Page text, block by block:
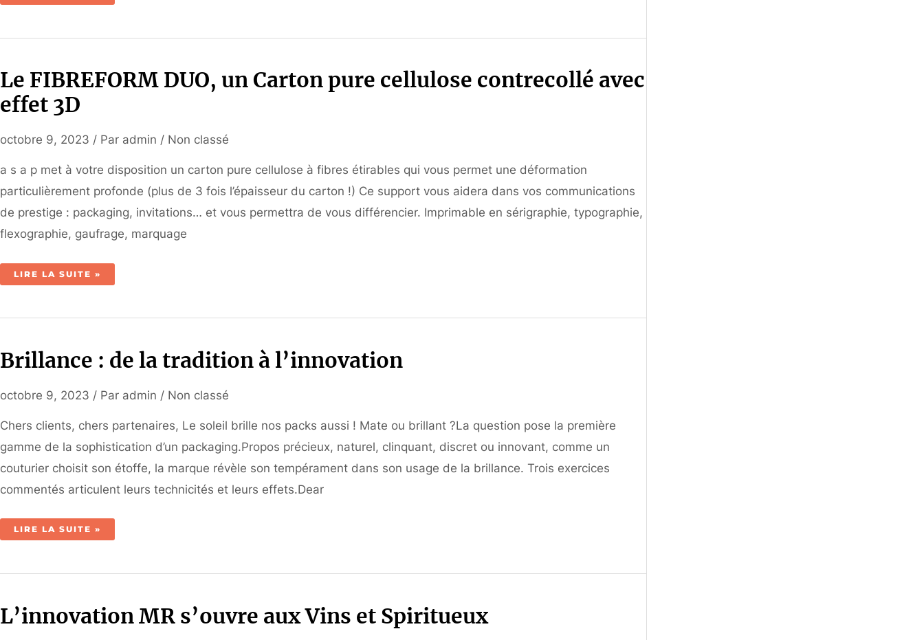
Le FIBREFORM DUO, un Carton pure cellulose contrecollé avec
effet 3D
octobre 9, 2023 / Par admin / Non classé
a s a p met à votre disposition un carton pure cellulose à fibres étirables qui vous permet une déformation
particulièrement profonde (plus de 3 fois l’épaisseur du carton !) Ce support vous aidera dans vos communications
de prestige : packaging, invitations… et vous permettra de vous différencier. Imprimable en sérigraphie, typographie,
flexographie, gaufrage, marquage
LE
3D
LIRE LA SUITE »
Brillance : de la tradition à l’innovation
octobre 9, 2023 / Par admin / Non classé
Chers clients, chers partenaires, Le soleil brille nos packs aussi ! Mate ou brillant ?La question pose la première
gamme de la sophistication d’un packaging.Propos précieux, naturel, clinquant, discret ou innovant, comme un
couturier choisit son étoffe, la marque révèle son tempérament dans son usage de la brillance. Trois exercices
commentés articulent leurs technicités et leurs effets.Dear
BRILLANCE
LIRE LA SUITE »
L’innovation MR s’ouvre aux Vins et Spiritueux